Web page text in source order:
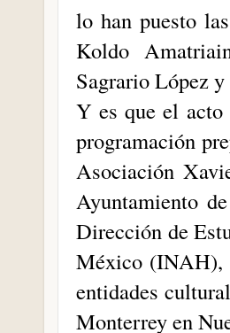
lo han puesto
Koldo
Sagrario López
Y es que el acto
programación
Asociación
Ayuntamiento
Dirección de
México (INAH),
entidades
Monterrey en